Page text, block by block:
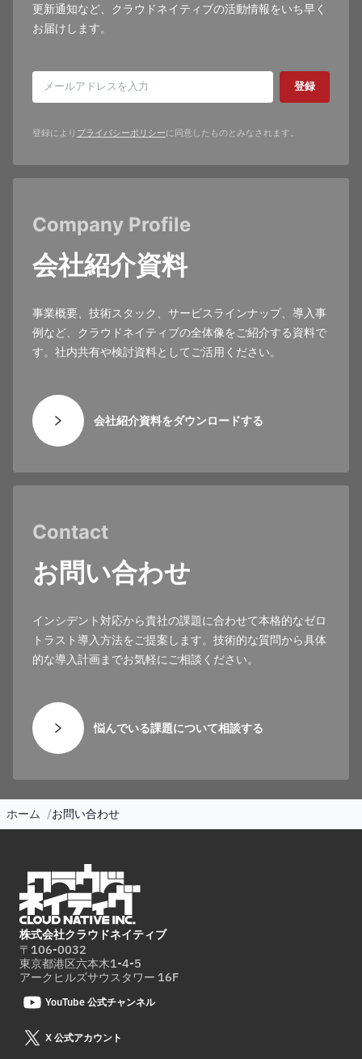
更新通知など、クラウドネイティブの活動情報をいち早く
お届けします。
登録
登録により プライバシーポリシーに同意したものとみなされます。
Company Profile
会社紹介資料
事業概要、技術スタック、サービスラインナップ、導入事
例など、クラウドネイティブの全体像をご紹介する資料で
す。社内共有や検討資料としてご活用ください。
会社紹介資料をダウンロードする
Contact
お問い合わせ
インシデント対応から貴社の課題に合わせて本格的なゼロ
トラスト導入方法をご提案します。技術的な質問から具体
的な導入計画までお気軽にご相談ください。
悩んでいる課題について相談する
ホーム お問い合わせ
株式会社クラウドネイティブ
〒106-0032
東京都港区六本木1-4-5
アークヒルズサウスタワー 16F
YouTube 公式チャンネル
X 公式アカウント